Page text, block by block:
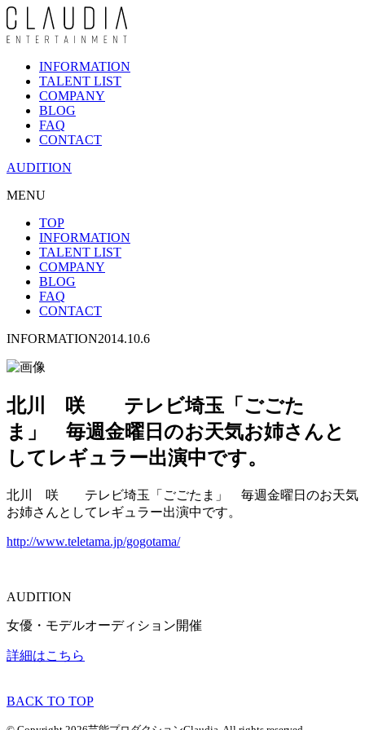
INFORMATION
TALENT LIST
COMPANY
BLOG
FAQ
CONTACT
AUDITION
MENU
TOP
INFORMATION
TALENT LIST
COMPANY
BLOG
FAQ
CONTACT
INFORMATION2014.10.6
北川 咲 テレビ埼玉「ごごた
ま」 毎週金曜日のお天気お姉さんと
してレギュラー出演中です。
北川 咲 テレビ埼玉「ごごたま」 毎週金曜日のお天気
お姉さんとしてレギュラー出演中です。
http://www.teletama.jp/gogotama/
AUDITION
女優・モデルオーディション開催
詳細はこちら
BACK TO TOP